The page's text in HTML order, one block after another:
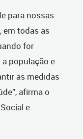
para nossas
em todas as
for
população e
as medidas
afirma o
e